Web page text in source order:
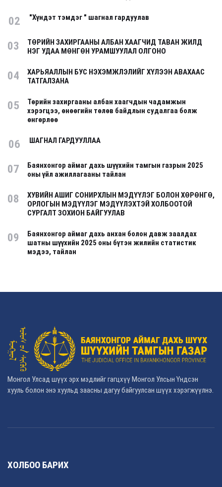
02 "Хүндэт тэмдэг " шагнал гардуулав
03
ТӨРИЙН ЗАХИРГААНЫ АЛБАН ХААГЧИД ТАВАН ЖИЛД
НЭГ УДАА МӨНГӨН УРАМШУУЛАЛ ОЛГОНО
04
ХАРЬЯАЛЛЫН БУС НЭХЭМЖЛЭЛИЙГ ХҮЛЭЭН АВАХААС
ТАТГАЛЗАНА
05
Төрийн захиргааны албан хаагчдын чадамжын
хэрэгцээ, өнөөгийн төлөв байдлын судалгаа болж
өнгөрлөө
06 ШАГНАЛ ГАРДУУЛЛАА
07
Баянхонгор аймаг дахь шүүхийн тамгын газрын 2025
оны үйл ажиллагааны тайлан
08
ХУВИЙН АШИГ СОНИРХЛЫН МЭДҮҮЛЭГ БОЛОН ХӨРӨНГӨ,
ОРЛОГЫН МЭДҮҮЛЭГ МЭДҮҮЛЭХТЭЙ ХОЛБООТОЙ
СУРГАЛТ ЗОХИОН БАЙГУУЛАВ
09
Баянхонгор аймаг дахь анхан болон давж заалдах
шатны шүүхийн 2025 оны бүтэн жилийн статистик
мэдээ, тайлан
Монгол Улсад шүүх эрх мэдлийг гагцхүү Монгол Улсын Үндсэн
хууль болон энэ хуульд заасны дагуу байгуулсан шүүх хэрэгжүүлнэ.
ХОЛБОО БАРИХ